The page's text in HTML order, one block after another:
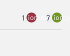
1 ion:minus
7